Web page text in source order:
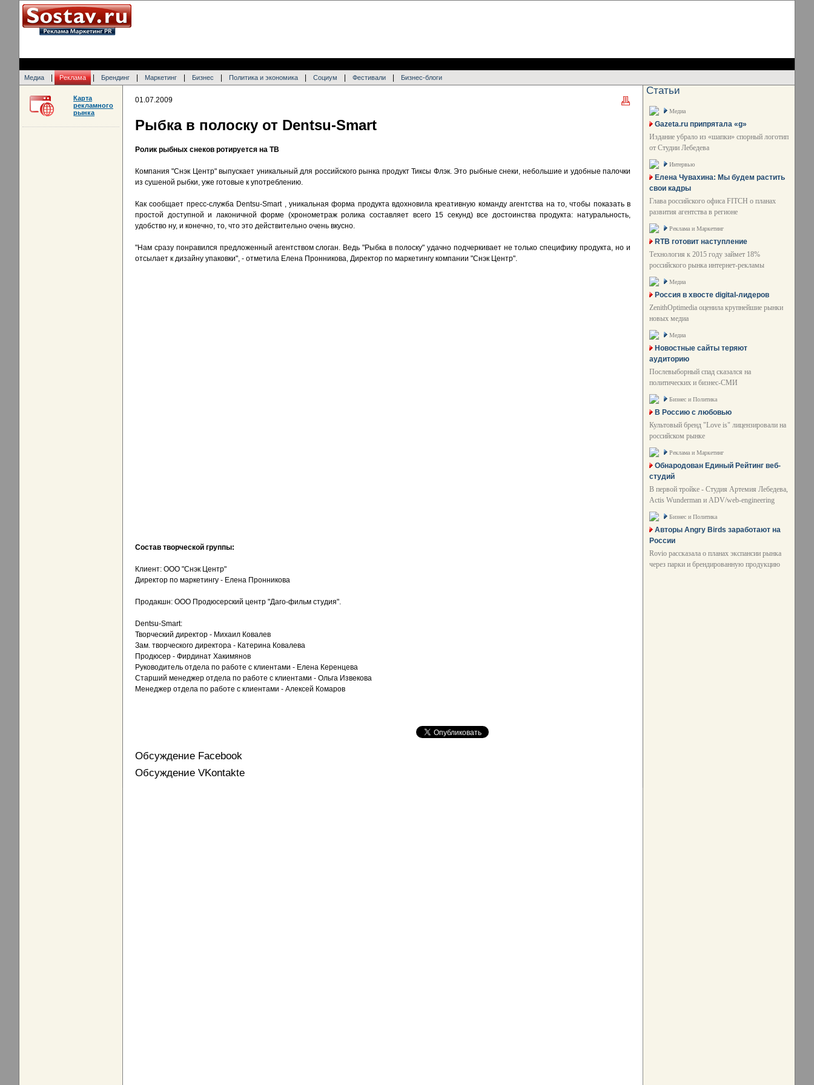
Медиа Реклама Брендинг Маркетинг Бизнес Политика и экономика Социум Фестивали Бизнес-блоги
01.07.2009
Рыбка в полоску от Dentsu-Smart
Ролик рыбных снеков ротируется на ТВ
Компания "Снэк Центр" выпускает уникальный для российского рынка продукт Тиксы Флэк. Это рыбные снеки, небольшие и удобные палочки
из сушеной рыбки, уже готовые к употреблению.
Как сообщает пресс-служба Dentsu-Smart , уникальная форма продукта вдохновила креативную команду агентства на то, чтобы показать в
простой доступной и лаконичной форме (хронометраж ролика составляет всего 15 секунд) все достоинства продукта: натуральность,
удобство ну, и конечно, то, что это действительно очень вкусно.
"Нам сразу понравился предложенный агентством слоган. Ведь "Рыбка в полоску" удачно подчеркивает не только специфику продукта, но и
отсылает к дизайну упаковки", - отметила Елена Пронникова, Директор по маркетингу компании "Снэк Центр".
Состав творческой группы:
Клиент: ООО "Снэк Центр"
Директор по маркетингу - Елена Пронникова
Продакшн: ООО Продюсерский центр "Даго-фильм студия".
Dentsu-Smart:
Творческий директор - Михаил Ковалев
Зам. творческого директора - Катерина Ковалева
Продюсер - Фирдинат Хакимянов
Руководитель отдела по работе с клиентами - Елена Керенцева
Старший менеджер отдела по работе с клиентами - Ольга Извекова
Менеджер отдела по работе с клиентами - Алексей Комаров
Обсуждение Facebook
Обсуждение VKontakte
Карта
рекламного
рынка
Статьи
Медиа
Gazeta.ru припрятала «g»
Издание убрало из «шапки» спорный логотип
от Студии Лебедева
Интервью
Елена Чувахина: Мы будем растить
свои кадры
Глава российского офиса FITCH о планах
развития агентства в регионе
Реклама и Маркетинг
RTB готовит наступление
Технология к 2015 году займет 18%
российского рынка интернет-рекламы
Медиа
Россия в хвосте digital-лидеров
ZenithOptimedia оценила крупнейшие рынки
новых медиа
Медиа
Новостные сайты теряют
аудиторию
Послевыборный спад сказался на
политических и бизнес-СМИ
Бизнес и Политика
В Россию с любовью
Культовый бренд "Love is" лицензировали на
российском рынке
Реклама и Маркетинг
Обнародован Единый Рейтинг веб-
студий
В первой тройке - Студия Артемия Лебедева,
Actis Wunderman и ADV/web-engineering
Бизнес и Политика
Авторы Angry Birds заработают на
России
Rovio рассказала о планах экспансии рынка
через парки и брендированную продукцию